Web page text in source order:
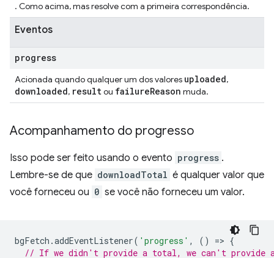
. Como acima, mas resolve com a primeira correspondência.
Eventos
progress
Acionada quando qualquer um dos valores uploaded,
downloaded, resultou failureReason muda.
Acompanhamento do progresso
Isso pode ser feito usando o evento progress .
Lembre-se de que downloadTotal é qualquer valor que
você forneceu ou 0 se você não forneceu um valor.
bgFetch .addEventListener( 'progress' , () => {
// If we didn't provide a total, we can't provide